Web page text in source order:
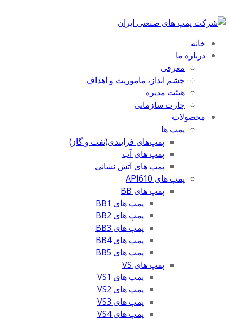
خانه
درباره ما
معرفی
چشم انداز، ماموریت و اهداف
هیئت مدیره
چارت سازمانی
محصولات
پمپ ها
پمپ‌های فرایندی(نفت و گاز)
پمپ های آب
پمپ های آتش نشانی
پمپ های API610
پمپ های BB
پمپ های BB1
پمپ های BB2
پمپ های BB3
پمپ های BB4
پمپ های BB5
پمپ های VS
پمپ های VS1
پمپ های VS2
پمپ های VS3
پمپ های VS4